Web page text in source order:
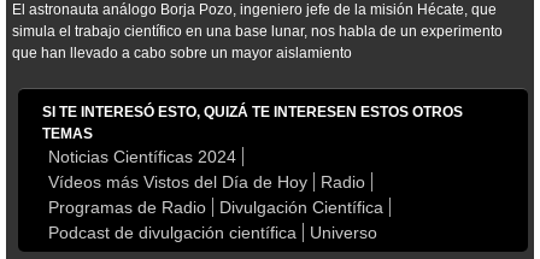
El astronauta análogo Borja Pozo, ingeniero jefe de la misión Hécate, que
simula el trabajo científico en una base lunar, nos habla de un experimento
que han llevado a cabo sobre un mayor aislamiento
SI TE INTERESÓ ESTO, QUIZÁ TE INTERESEN ESTOS OTROS
TEMAS
Noticias Científicas 2024
Vídeos más Vistos del Día de Hoy
Radio
Programas de Radio
Divulgación Científica
Podcast de divulgación científica
Universo